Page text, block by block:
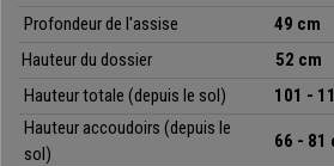
• Accoudoirs ajustables en hauteur
Profondeur de l'assise
49 cm
Hauteur du dossier
52 cm
Hauteur totale (depuis le sol)
101 -
Hauteur accoudoirs (depuis le
sol)
66 - 81